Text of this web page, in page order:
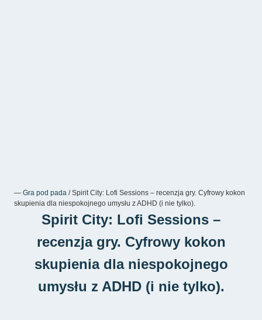
― Gra pod pada /Spirit City: Lofi Sessions – recenzja gry. Cyfrowy kokon
skupienia dla niespokojnego umysłu z ADHD (i nie tylko).
Spirit City: Lofi Sessions –
recenzja gry. Cyfrowy kokon
skupienia dla niespokojnego
umysłu z ADHD (i nie tylko).